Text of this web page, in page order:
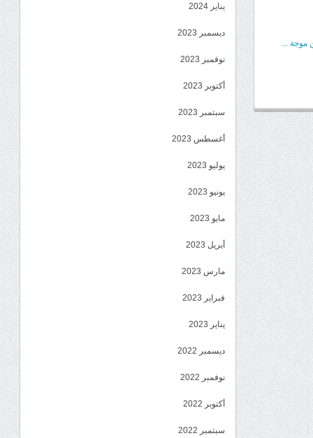
موجة ...
يناير 2024
ديسمبر 2023
نوفمبر 2023
أكتوبر 2023
سبتمبر 2023
أغسطس 2023
يوليو 2023
يونيو 2023
مايو 2023
أبريل 2023
مارس 2023
فبراير 2023
يناير 2023
ديسمبر 2022
نوفمبر 2022
أكتوبر 2022
سبتمبر 2022